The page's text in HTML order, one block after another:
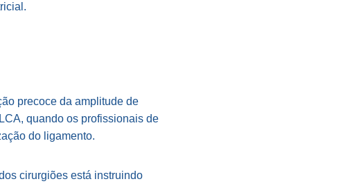
precoce da amplitude de
quando os profissionais de
do ligamento.
cirurgiões está instruindo